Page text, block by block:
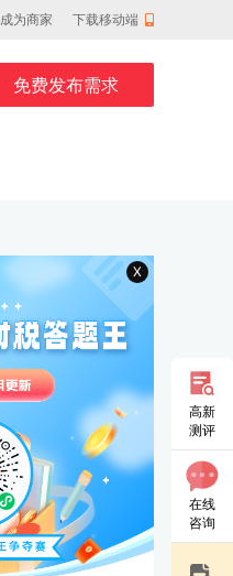
成为商家 下载移动端
免费发布需求
X
高新
测评
在线
咨询